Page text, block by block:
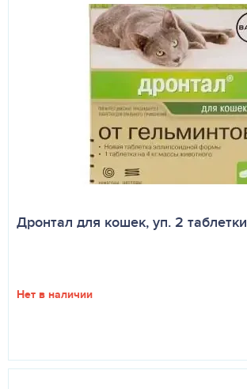
Дронтал для кошек, уп. 2 таблетки
Нет в наличии